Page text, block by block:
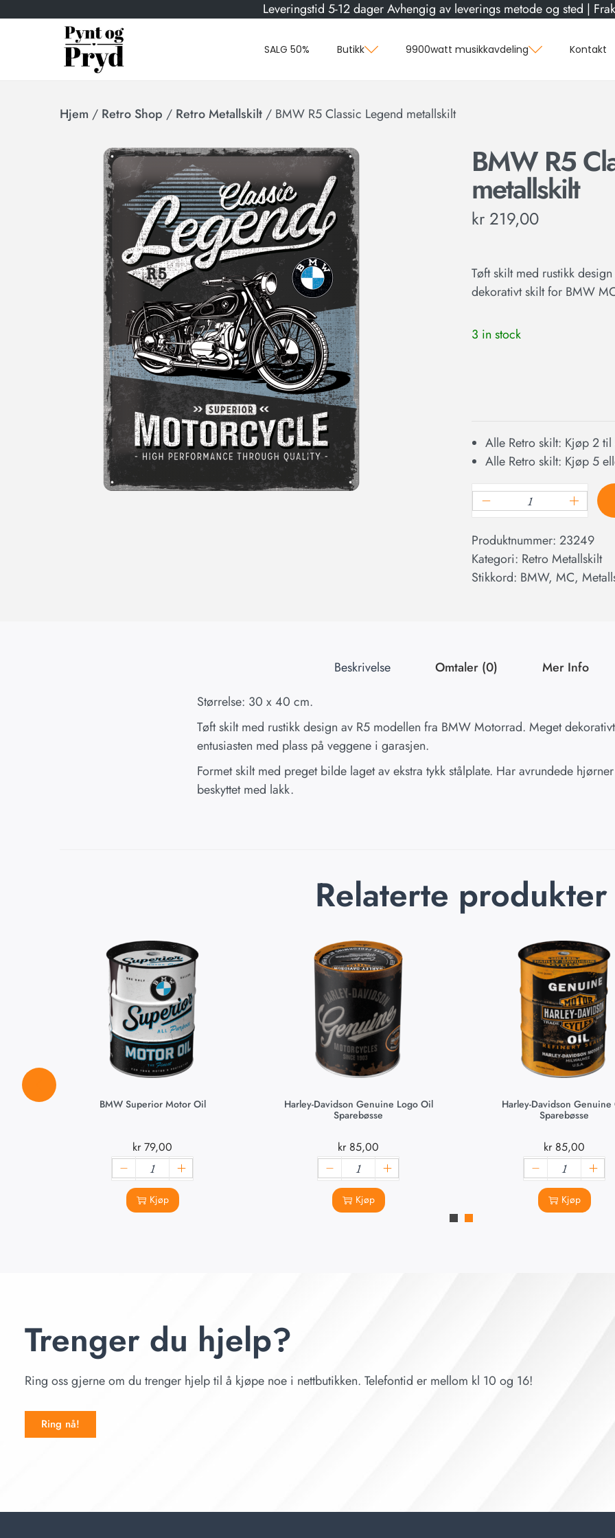
Leveringstid 5-12 dager Avhengig av leverings metode og sted |
SALG 50% Butikk 9900watt musikkavdeling Kontakt
Hjem / Retro Shop / Retro Metallskilt / BMW R5 Classic Legend metallskilt
BMW R5
metallskilt
kr 219,00
Tøft skilt med rustikk
dekorativt skilt for BMW
3 in stock
Alle Retro skilt: Kjøp 2
Alle Retro skilt: Kjøp 5
Produktnummer: 23249
Kategori: Retro Metallskilt
Stikkord: BMW, MC,
Beskrivelse Omtaler (0)
Mer Info
Størrelse: 30 x 40 cm.
Tøft skilt med rustikk design av R5 modellen fra BMW Motorrad. Meget
entusiasten med plass på veggene i garasjen.
Formet skilt med preget bilde laget av ekstra tykk stålplate. Har avrundede
beskyttet med lakk.
Relaterte produkter
BMW Superior Motor Oil
kr79,00
Kjøp
Harley-Davidson Genuine Logo Oil
Sparebøsse
kr85,00
Kjøp
Harley-Davidson Genuine
Sparebøsse
kr85,00
Kjøp
Trenger du hjelp?
Ring oss gjerne om du trenger hjelp til å kjøpe noe i nettbutikken. Telefontid er mellom kl 10 og 16!
Ring nå!